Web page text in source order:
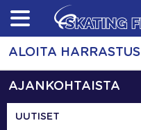
Skip
content
ALOITA HARRASTUS
AJANKOHTAISTA
UUTISET